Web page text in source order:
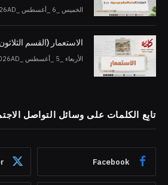
الخميس _6 _أغسطس _2026AH 6-8-2026AD
الاستعمار (القسم
الأربعاء _5 _أغسطس _2026AH 5-8-2026AD
تابِع الكلمات على وسائل التواصل
Facebook